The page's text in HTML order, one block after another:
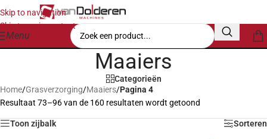
Skip to navigation
Skip to main content
Menu
Maaiers
Categorieën
Home/Grasverzorging/Maaiers/Pagina 4
Resultaat 73–96 van de 160 resultaten wordt getoond
Toon zijbalk Sorteren